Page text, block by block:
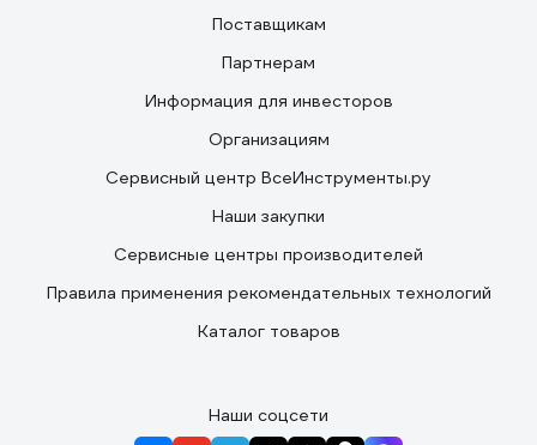
Поставщикам
Партнерам
Информация для инвесторов
Организациям
Сервисный центр ВсеИнструменты.ру
Наши закупки
Сервисные центры производителей
Правила применения рекомендательных технологий
Каталог товаров
Наши соцсети